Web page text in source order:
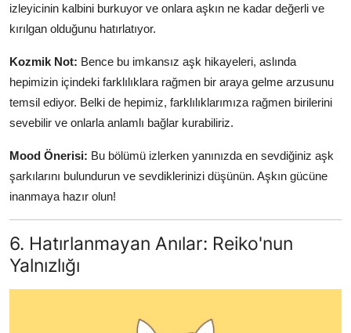
izleyicinin kalbini burkuyor ve onlara aşkın ne kadar değerli ve
kırılgan olduğunu hatırlatıyor.
Kozmik Not: Bence bu imkansız aşk hikayeleri, aslında
hepimizin içindeki farklılıklara rağmen bir araya gelme arzusunu
temsil ediyor. Belki de hepimiz, farklılıklarımıza rağmen birilerini
sevebilir ve onlarla anlamlı bağlar kurabiliriz.
Mood Önerisi: Bu bölümü izlerken yanınızda en sevdiğiniz aşk
şarkılarını bulundurun ve sevdiklerinizi düşünün. Aşkın gücüne
inanmaya hazır olun!
6. Hatırlanmayan Anılar: Reiko'nun
Yalnızlığı